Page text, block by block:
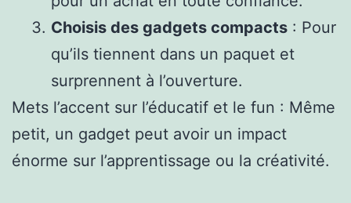
Choisis des gadgets compacts : Pour
qu’ils tiennent dans un paquet et
surprennent à l’ouverture.
Mets l’accent sur l’éducatif et le fun : Même
petit, un gadget peut avoir un impact
énorme sur l’apprentissage ou la créativité.